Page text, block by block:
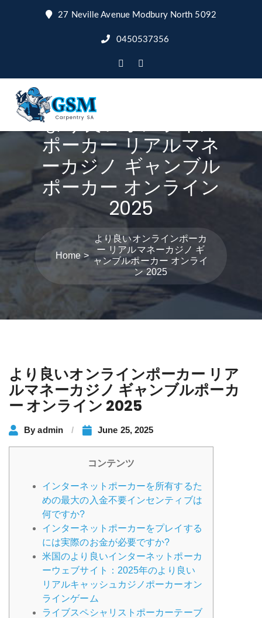
27 Neville Avenue Modbury North 5092
0450537356
より良いオンライン
ポーカー リアルマネ
ーカジノ ギャンブル
ポーカー オンライン
2025
Home
より良いオンラインポーカ
ー リアルマネーカジノ ギ
ャンブルポーカー オンライ
ン 2025
より良いオンラインポーカー リア
ルマネーカジノ ギャンブルポーカ
ー オンライン 2025
Byadmin June 25, 2025
コンテンツ
インターネットポーカーを所有するた
めの最大の入金不要インセンティブは
何ですか?
インターネットポーカーをプレイする
には実際のお金が必要ですか?
米国のより良いインターネットポーカ
ーウェブサイト：2025年のより良い
リアルキャッシュカジノポーカーオン
ラインゲーム
ライブスペシャリストポーカーテーブ